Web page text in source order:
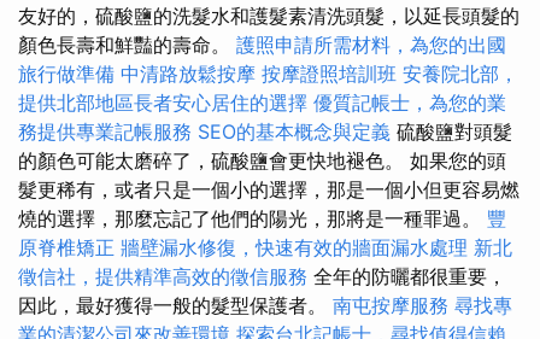
友好的，硫酸鹽的洗髮水和護髮素清洗頭髮，以延長頭髮的
顏色長壽和鮮豔的壽命。 護照申請所需材料，為您的出國
旅行做準備 中清路放鬆按摩 按摩證照培訓班 安養院北部，
提供北部地區長者安心居住的選擇 優質記帳士，為您的業
務提供專業記帳服務 SEO的基本概念與定義 硫酸鹽對頭髮
的顏色可能太磨碎了，硫酸鹽會更快地褪色。 如果您的頭
髮更稀有，或者只是一個小的選擇，那是一個小但更容易燃
燒的選擇，那麼忘記了他們的陽光，那將是一種罪過。 豐
原脊椎矯正 牆壁漏水修復，快速有效的牆面漏水處理 新北
徵信社，提供精準高效的徵信服務 全年的防曬都很重要，
因此，最好獲得一般的髮型保護者。 南屯按摩服務 尋找專
業的清潔公司來改善環境 探索台北記帳士，尋找值得信賴